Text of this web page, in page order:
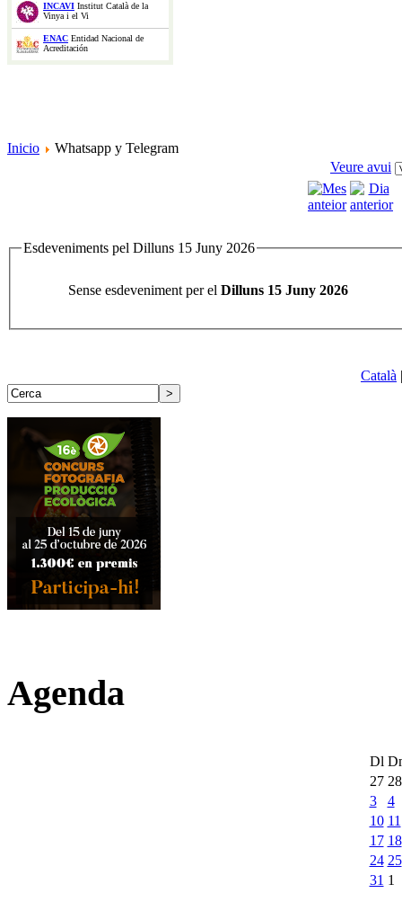
INCAVI Institut Català de la
Vinya i el Vi
ENAC Entidad Nacional de
Acreditación
Inicio
Whatsapp y Telegram
Veure avui
Esdeveniments pel Dilluns 15 Juny 2026
Sense esdeveniment per el Dilluns 15 Juny 2026
Català
Agenda
Dl
27 28
3
4
10 11
17 18
24 25
31 1